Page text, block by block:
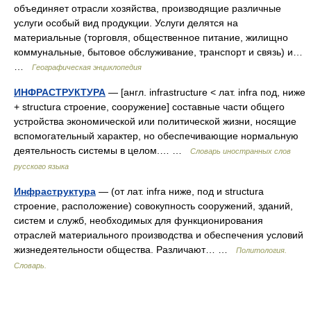
объединяет отрасли хозяйства, произво­дящие различные
услуги особый вид продукции. Услуги делятся на
материальные (торговля, общественное питание, жилищно
коммунальные, бытовое обслуживание, транспорт и связь) и…
Географическая энциклопедия
ИНФРАСТРУКТУРА — [англ. infrastructure < лат. infra под, ниже
+ structura строение, сооружение] составные части общего
устройства экономической или политической жизни, носящие
вспомогательный характер, но обеспечивающие нормальную
деятельность системы в целом.… …
Словарь иностранных слов
русского языка
Инфраструктура — (от лат. infra ниже, под и structura
строение, расположение) совокупность сооружений, зданий,
систем и служб, необходимых для функционирования
отраслей материального производства и обеспечения условий
жизнедеятельности общества. Различают… …
Политология.
Словарь.